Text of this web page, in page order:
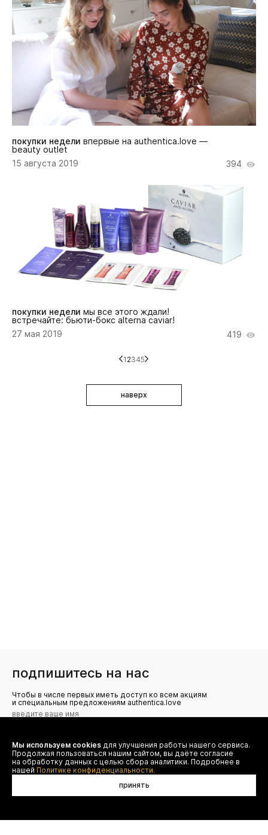
покупки недели впервые на authentica.love —
beauty outlet
15 августа 2019
394
покупки недели мы все этого ждали!
встречайте: бьюти-бокс alterna caviar!
27 мая 2019
419
1 2345
наверх
подпишитесь на нас
Чтобы в числе первых иметь доступ ко всем акциям
и специальным предложениям authentica.love
Я даю согласие на сбор, обработку и хранение моих
персональных данных (имя, email, телефон) для получения
рекламных и информационных рассылок от ООО 'БТ
Юнайтед', а также ознакомлен(а) с
Политикой конфиденциальности
Мы используем cookies для улучшения работы нашего сервиса.
Продолжая пользоваться нашим сайтом, вы даёте согласие
на обработку данных с целью сбора аналитики. Подробнее в
нашей Политике конфиденциальности.
принять